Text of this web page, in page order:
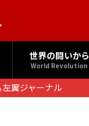
世界の闘いから
World Revolution
翼ジャーナル